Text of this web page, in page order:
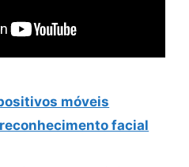
móveis
facial